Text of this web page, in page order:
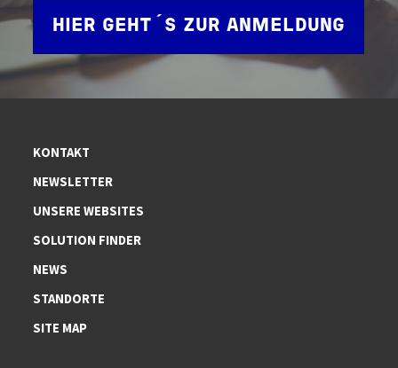
HIER GEHT´S ZUR ANMELDUNG
KONTAKT
NEWSLETTER
UNSERE WEBSITES
SOLUTION FINDER
NEWS
STANDORTE
SITE MAP